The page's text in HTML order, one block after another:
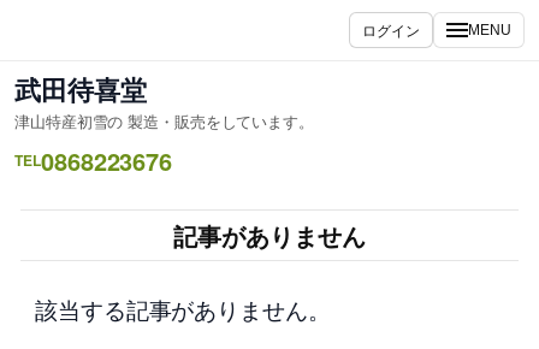
を
ス
キ
ッ
ログイン MENU
武田待喜堂
津山特産初雪の 製造・販売をしています。
TEL0868223676
記事がありません
該当する記事がありません。